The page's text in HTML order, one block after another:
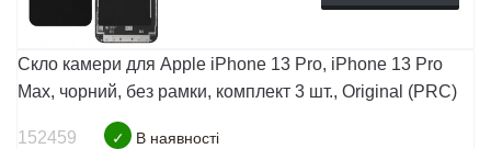
Скло камери для Apple iPhone 13 Pro, iPhone 13 Pro
Max, чорний, без рамки, комплект 3 шт., Original (PRC)
152459 ✓ В наявності